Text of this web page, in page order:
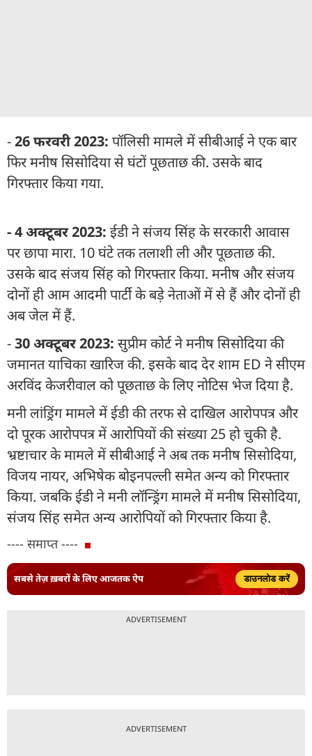
-26 फरवरी 2023: पॉलिसी मामले में सीबीआई ने एक बार
फिर मनीष सिसोदिया से घंटों पूछताछ की. उसके बाद
गिरफ्तार किया गया.
- 4 अक्टूबर 2023: ईडी ने संजय सिंह के सरकारी आवास
पर छापा मारा. 10 घंटे तक तलाशी ली और पूछताछ की.
उसके बाद संजय सिंह को गिरफ्तार किया. मनीष और संजय
दोनों ही आम आदमी पार्टी के बड़े नेताओं में से हैं और दोनों ही
अब जेल में हैं.
-30 अक्टूबर 2023: सुप्रीम कोर्ट ने मनीष सिसोदिया की
जमानत याचिका खारिज की. इसके बाद देर शाम ED ने सीएम
अरविंद केजरीवाल को पूछताछ के लिए नोटिस भेज दिया है.
मनी लांड्रिंग मामले में ईडी की तरफ से दाखिल आरोपपत्र और
दो पूरक आरोपपत्र में आरोपियों की संख्या 25 हो चुकी है.
भ्रष्टाचार के मामले में सीबीआई ने अब तक मनीष सिसोदिया,
विजय नायर, अभिषेक बोइनपल्ली समेत अन्य को गिरफ्तार
किया. जबकि ईडी ने मनी लॉन्ड्रिंग मामले में मनीष सिसोदिया,
संजय सिंह समेत अन्य आरोपियों को गिरफ्तार किया है.
---- समाप्त ----
सबसे तेज़ ख़बरों के लिए आजतक ऐप डाउनलोड करें
ADVERTISEMENT
ADVERTISEMENT